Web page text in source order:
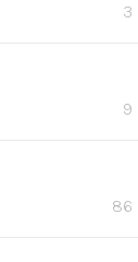
3
9
86